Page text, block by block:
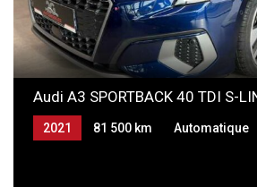
2021 81 500 km Automatique